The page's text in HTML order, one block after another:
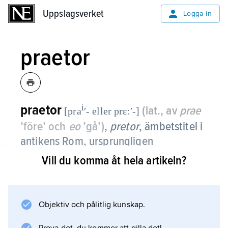
Uppslagsverket Logga in
praetor
praetor [praiʹ- eller prɛ:ʹ-] (lat., av prae
’före’ och eo’gå’), pretor, ämbetstitel i
antikens Rom, ursprungligen
benämning på statens högsta ledare
En särskild ämbetsman för juridiska frågor,
senare kallad
Vill du komma åt hela artikeln?
Objektiv och pålitlig kunskap.